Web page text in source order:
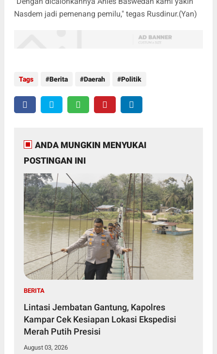
Nasdem jadi pemenang pemilu," tegas Rusdinur.(Yan)
Tags Berita Daerah Politik
ANDA MUNGKIN MENYUKAI
POSTINGAN INI
BERITA
Lintasi Jembatan Gantung, Kapolres
Kampar Cek Kesiapan Lokasi Ekspedisi
Merah Putih Presisi
August 03, 2026